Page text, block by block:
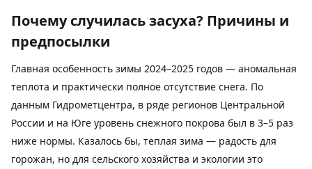
Почему случилась засуха? Причины и
предпосылки
Главная особенность зимы 2024–2025 годов — аномальная
теплота и практически полное отсутствие снега. По
данным Гидрометцентра, в ряде регионов Центральной
России и на Юге уровень снежного покрова был в 3–5 раз
ниже нормы. Казалось бы, теплая зима — радость для
горожан, но для сельского хозяйства и экологии это